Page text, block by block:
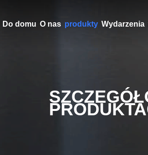
Do domu O nas produkty Wydarzenia